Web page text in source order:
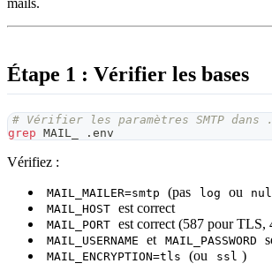
mails.
Étape 1 : Vérifier les bases
# Vérifier les paramètres SMTP dans
grep MAIL_ .env
Vérifiez :
MAIL_MAILER=smtp (pas log ou
MAIL_HOST est correct
MAIL_PORT est correct (587 pour TLS,
MAIL_USERNAME et MAIL_PASSWORD
MAIL_ENCRYPTION=tls (ou ssl )